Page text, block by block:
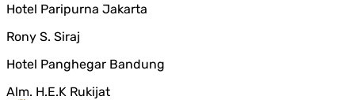
Hotel Paripurna Jakarta
Rony S. Siraj
Hotel Panghegar Bandung
Alm. H.E.K Rukijat